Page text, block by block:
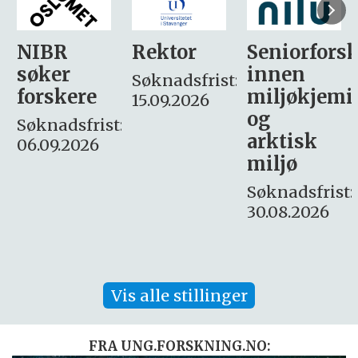
Rektor
Søknadsfrist:
15.09.2026
Seniorforsker
innen
miljøkjemi
søker
– fast
Søknadsfrist:
16. august.
Vis alle stillinger
FRA UNG.FORSKNING.NO: